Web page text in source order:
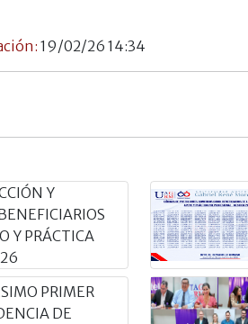
19/02/26 14:34
Y
Y PRÁCTICA
PRIMER
DE